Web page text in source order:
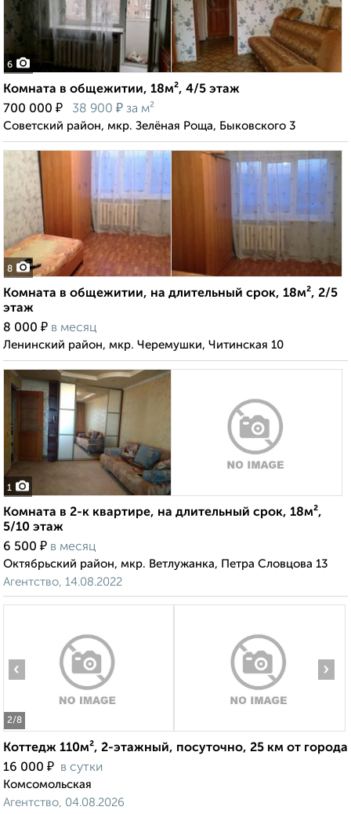
6
Комната в общежитии, 18м², 4/5 этаж
700 000 ₽ 38 900 ₽ за м²
Советский район, мкр. Зелёная Роща, Быковского 3
8
Комната в общежитии, на длительный срок, 18м², 2/5
этаж
8 000 ₽ в месяц
Ленинский район, мкр. Черемушки, Читинская 10
1
Комната в 2-к квартире, на длительный срок, 18м²,
5/10 этаж
6 500 ₽ в месяц
Октябрьский район, мкр. Ветлужанка, Петра Словцова 13
Агентство, 14.08.2022
2/8
‹ ›
Коттедж 110м², 2-этажный, посуточно, 25 км от города
16 000 ₽ в сутки
Комсомольская
Агентство, 04.08.2026